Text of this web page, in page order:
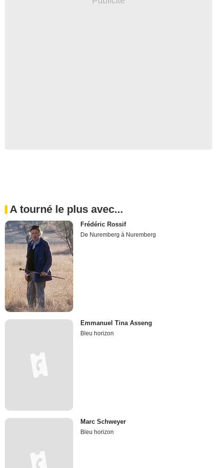
A tourné le plus avec...
Frédéric Rossif
De Nuremberg à Nuremberg
Emmanuel Tina Asseng
Bleu horizon
Marc Schweyer
Bleu horizon